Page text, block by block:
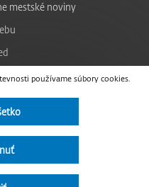
používame súbory cookies.
mestské noviny